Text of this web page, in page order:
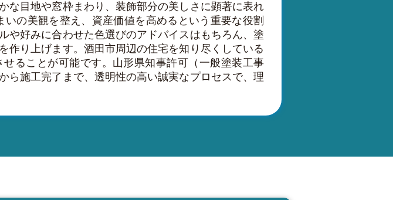
な目地や窓枠まわり、装飾部分の美しさに顕著に表れ
の美観を整え、資産価値を高めるという重要な役割
や好みに合わせた色選びのアドバイスはもちろん、塗
作り上げます。酒田市周辺の住宅を知り尽くしている
ることが可能です。山形県知事許可（一般塗装工事
ら施工完了まで、透明性の高い誠実なプロセスで、理